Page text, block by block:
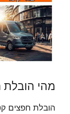
מהי הובלת
הובלת חפצים